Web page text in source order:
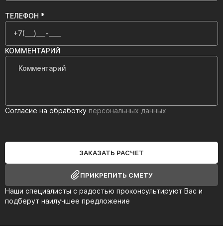
Наши специалисты с радостью проконсультируют Вас и
подберут наилучшее предложение
ТЕЛЕФОН *
КОММЕНТАРИЙ
Согласие на обработку персональных данных
ЗАКАЗАТЬ РАСЧЕТ
ПРИКРЕПИТЬ СМЕТУ